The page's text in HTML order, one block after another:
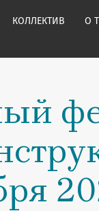
КОЛЛЕКТИВ О